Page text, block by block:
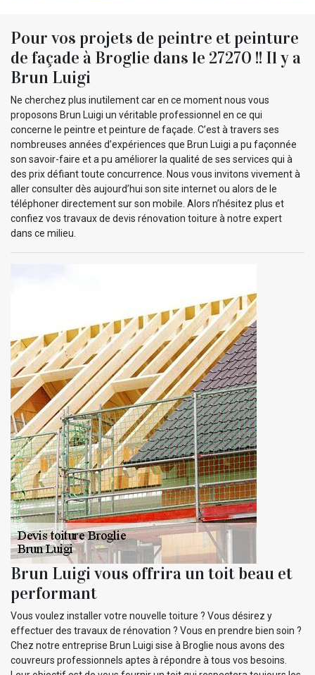
Pour vos projets de peintre et peinture
de façade à Broglie dans le 27270 !! Il y a
Brun Luigi
Ne cherchez plus inutilement car en ce moment nous vous
proposons Brun Luigi un véritable professionnel en ce qui
concerne le peintre et peinture de façade. C’est à travers ses
nombreuses années d’expériences que Brun Luigi a pu façonnée
son savoir-faire et a pu améliorer la qualité de ses services qui à
des prix défiant toute concurrence. Nous vous invitons vivement à
aller consulter dès aujourd’hui son site internet ou alors de le
téléphoner directement sur son mobile. Alors n’hésitez plus et
confiez vos travaux de devis rénovation toiture à notre expert
dans ce milieu.
Brun Luigi vous offrira un toit beau et
performant
Vous voulez installer votre nouvelle toiture ? Vous désirez y
effectuer des travaux de rénovation ? Vous en prendre bien soin ?
Chez notre entreprise Brun Luigi sise à Broglie nous avons des
couvreurs professionnels aptes à répondre à tous vos besoins.